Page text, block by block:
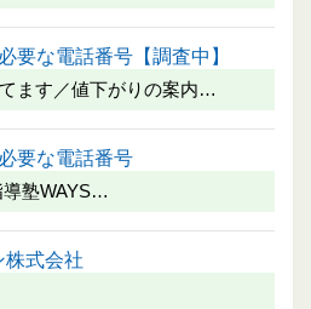
要な電話番号【調査中】
ます／値下がりの案内…
要な電話番号
導塾WAYS…
株式会社